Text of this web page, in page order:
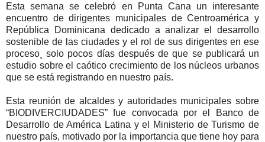
Esta semana se celebró en Punta Cana un interesante
encuentro de dirigentes municipales de Centroamérica y
República Dominicana dedicado a analizar el desarrollo
sostenible de las ciudades y el rol de sus dirigentes en ese
proceso¸ solo pocos días después de que se publicará un
estudio sobre el caótico crecimiento de los núcleos urbanos
que se está registrando en nuestro país.
Esta reunión de alcaldes y autoridades municipales sobre
“BIODIVERCIUDADES” fue convocada por el Banco de
Desarrollo de América Latina y el Ministerio de Turismo de
nuestro país, motivado por la importancia que tiene hoy para